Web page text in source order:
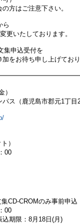
方はご注意下さい。
ら
更いたしております。
集申込受付を
をお待ち申し上げており
（鹿児島市郡元1丁目
）
00
CD-CROMのみ事前申込
00
期限：8月18日(月)